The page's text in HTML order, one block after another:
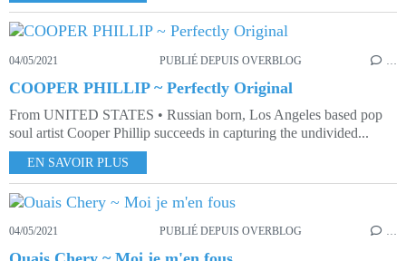
04/05/2021 PUBLIÉ DEPUIS OVERBLOG
COOPER PHILLIP ~ Perfectly Original
From UNITED STATES • Russian born, Los Angeles based pop
soul artist Cooper Phillip succeeds in capturing the undivided...
EN SAVOIR PLUS
04/05/2021 PUBLIÉ DEPUIS OVERBLOG …